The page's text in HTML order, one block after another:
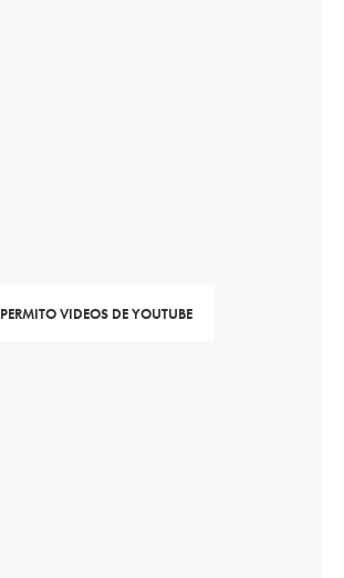
PERMITO VIDEOS DE YOUTUBE